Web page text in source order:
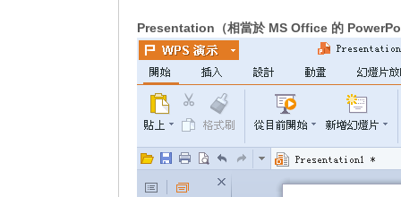
Presentation（相當於 MS Office 的